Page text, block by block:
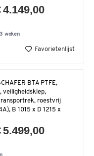
weken
Favorietenlijst
BTA PTFE,
veiligheidsklep,
roestvrij
B 1015 x D 1215 x